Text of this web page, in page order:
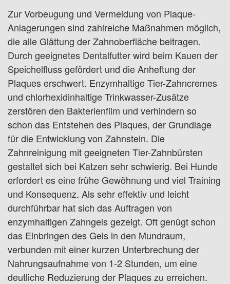
Zur Vorbeugung und Vermeidung von Plaque-
Anlagerungen sind zahlreiche Maßnahmen möglich,
die alle Glättung der Zahnoberfläche beitragen.
Durch geeignetes Dentalfutter wird beim Kauen der
Speichelfluss gefördert und die Anheftung der
Plaques erschwert. Enzymhaltige Tier-Zahncremes
und chlorhexidinhaltige Trinkwasser-Zusätze
zerstören den Bakterienfilm und verhindern so
schon das Entstehen des Plaques, der Grundlage
für die Entwicklung von Zahnstein. Die
Zahnreinigung mit geeigneten Tier-Zahnbürsten
gestaltet sich bei Katzen sehr schwierig. Bei Hunde
erfordert es eine frühe Gewöhnung und viel Training
und Konsequenz. Als sehr effektiv und leicht
durchführbar hat sich das Auftragen von
enzymhaltigen Zahngels gezeigt. Oft genügt schon
das Einbringen des Gels in den Mundraum,
verbunden mit einer kurzen Unterbrechung der
Nahrungsaufnahme von 1-2 Stunden, um eine
deutliche Reduzierung der Plaques zu erreichen.